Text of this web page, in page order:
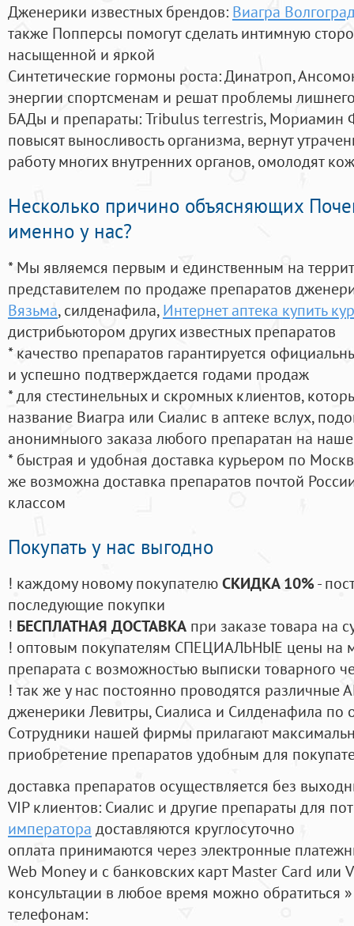
Дженерики известных брендов: Виагра
также Попперсы помогут сделать интимную
насыщенной и яркой
Синтетические гормоны роста: Динатроп,
энергии спортсменам и решат проблемы
БАДы и препараты:Tribulus terrestris, Мориамин
повысят выносливость организма, вернут
работу многих внутренних органов, омолодят
Несколько причино объясняющих
именно у нас?
* Мы являемся первым и единственным на
представителем по продаже препаратов
Вязьма, силденафила, Интернет аптека купить
дистрибьютором других известных препаратов
* качество препаратов гарантируется
и успешно подтверждается годами продаж
* для стестинельных и скромных клиентов,
название Виагра или Сиалис в аптеке вслух,
анонимныого заказа любого препаратан на
* быстрая и удобная доставка курьером по
же возможна доставка препаратов почтой
классом
Покупать у нас выгодно
! каждому новому покупателюСКИДКА 10%-
последующие покупки
! БЕСПЛАТНАЯ ДОСТАВКА при заказе товара на
! оптовым покупателям СПЕЦИАЛЬНЫЕ цены на
препарата с возможностью выписки товарного
! так же у нас постоянно проводятся
дженерики Левитры, Сиалиса и Силденафила по
Cотрудники нашей фирмы прилагают
приобретение препаратов удобным для
доставка препаратов осуществляется без
VIP клиентов: Сиалис и другие препараты для
императора доставляются круглосуточно
оплата принимаются через электронные
Web Money и с банковских карт Master Card или
консультации в любое время можно обратиться
телефонам: